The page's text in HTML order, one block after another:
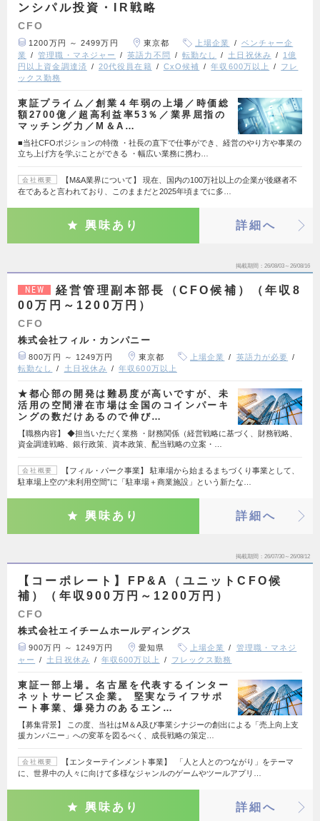
ンシパル投資・IR戦略
CFO
1200万円 ～ 2499万円 東京都 上場企業
ベンチャー企
業
管理職・マネジャー 英語力不問 転勤なし 土日祝休み
1億
円以上資金調達済
20代役員在籍 CxO候補 年収600万以上
フレ
ックス勤務
東証プライム／創業４年弱の上場／時価総
額2700億／超高利益率53％／業界屈指の
マッチング力／M＆A…
■当社CFOポジションの特徴 ・社長の直下で仕事ができ、経営のやり方や事業の
立ち上げ方を学ぶことができる ・幅広い業務に携わ…
会社概要
【M&A業界について】 現在、国内の100万社以上の企業が後継者不
在であると言われており、このままだと2025年頃までに多…
興味あり 詳細へ
掲載期間 26/08/03～26/08/16
NEW
経営管理副本部長（CFO候補）（年収8
00万円～1200万円）
CFO
株式会社フィル・カンパニー
800万円 ～ 1249万円 東京都 上場企業
英語力が必要
転勤なし
土日祝休み 年収600万以上
★都心部の開発は難易度が高いですが、未
活用の空間潜在市場は全国のコインパーキ
ングの数だけあるので伸び…
【職務内容】 ◆担当いただく業務 ・財務関係（経営戦略に基づく、財務戦略、
資金調達戦略、銀行政策、資本政策、配当戦略の立案・…
会社概要
【フィル・パーク事業】 駐車場から始まるまちづくり事業として、
駐車場上空の“未利用空間”に「駐車場＋商業施設」という新たな…
興味あり 詳細へ
掲載期間 26/07/30～26/08/12
【コーポレート】FP&A（ユニットCFO候
補）（年収900万円～1200万円）
CFO
株式会社エイチームホールディングス
900万円 ～ 1249万円 愛知県 上場企業
管理職・マネジ
ャー
土日祝休み 年収600万以上 フレックス勤務
東証一部上場。名古屋を代表するインター
ネットサービス企業。 堅実なライフサポ
ート事業、爆発力のあるエン…
【募集背景】 この度、当社はM＆A及び事業シナジーの創出による「売上向上支
援カンパニー」への変革を図るべく、成長戦略の策定…
会社概要
【エンターテインメント事業】 「人と人とのつながり」をテーマ
に、世界中の人々に向けて多様なジャンルのゲームやツールアプリ…
興味あり 詳細へ